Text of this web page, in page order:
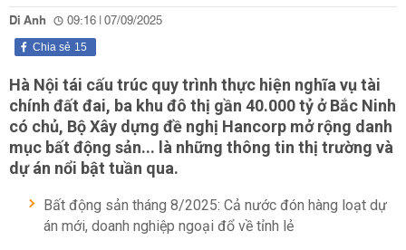
Di Anh 09:16 | 07/09/2025
15
Chia sẻ
Hà Nội tái cấu trúc quy trình thực hiện nghĩa vụ tài
chính đất đai, ba khu đô thị gần 40.000 tỷ ở Bắc Ninh
có chủ, Bộ Xây dựng đề nghị Hancorp mở rộng danh
mục bất động sản... là những thông tin thị trường và
dự án nổi bật tuần qua.
Bất động sản tháng 8/2025: Cả nước đón hàng loạt dự
án mới, doanh nghiệp ngoại đổ về tỉnh lẻ